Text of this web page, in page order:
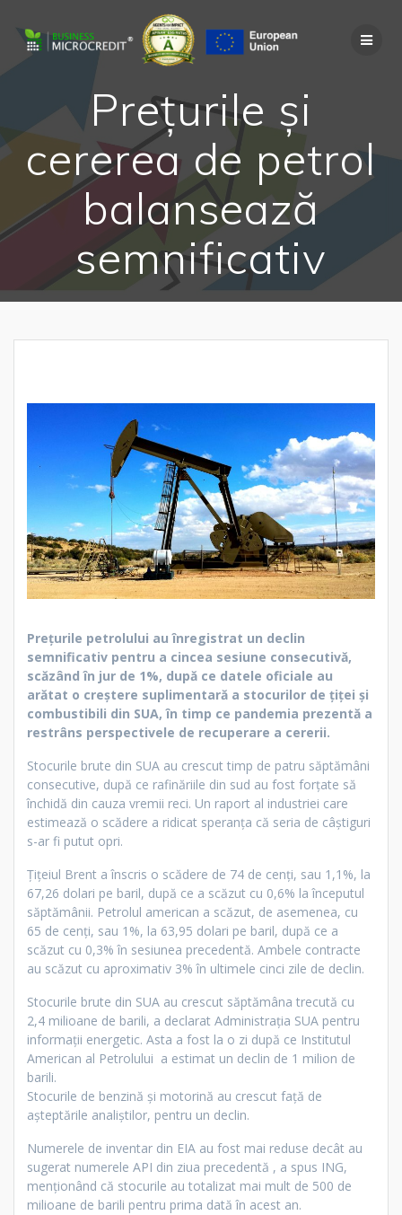
to
content
Prețurile și
cererea de petrol
balansează
semnificativ
Prețurile petrolului au înregistrat un declin
semnificativ pentru a cincea sesiune consecutivă,
scăzând în jur de 1%, după ce datele oficiale au
arătat o creștere suplimentară a stocurilor de țiței și
combustibili din SUA, în timp ce pandemia prezentă a
restrâns perspectivele de recuperare a cererii.
Stocurile brute din SUA au crescut timp de patru săptămâni
consecutive, după ce rafinăriile din sud au fost forțate să
închidă din cauza vremii reci. Un raport al industriei care
estimează o scădere a ridicat speranța că seria de câștiguri
s-ar fi putut opri.
Țițeiul Brent a înscris o scădere de 74 de cenți, sau 1,1%, la
67,26 dolari pe baril, după ce a scăzut cu 0,6% la începutul
săptămânii. Petrolul american a scăzut, de asemenea, cu
65 de cenți, sau 1%, la 63,95 dolari pe baril, după ce a
scăzut cu 0,3% în sesiunea precedentă. Ambele contracte
au scăzut cu aproximativ 3% în ultimele cinci zile de declin.
Stocurile brute din SUA au crescut săptămâna trecută cu
2,4 milioane de barili, a declarat Administrația SUA pentru
informații energetic. Asta a fost la o zi după ce Institutul
American al Petrolului a estimat un declin de 1 milion de
barili.
Stocurile de benzină și motorină au crescut față de
așteptările analiștilor, pentru un declin.
Numerele de inventar din EIA au fost mai reduse decât au
sugerat numerele API din ziua precedentă , a spus ING,
menționând că stocurile au totalizat mai mult de 500 de
milioane de barili pentru prima dată în acest an.